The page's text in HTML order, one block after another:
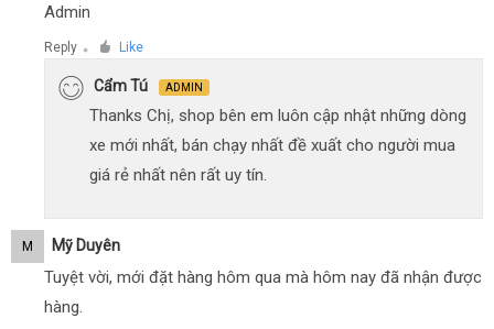
Admin
Reply ● Like
Cẩm Tú ADMIN
Thanks Chị, shop bên em luôn cập nhật những dòng
xe mới nhất, bán chạy nhất đề xuất cho người mua
giá rẻ nhất nên rất uy tín.
M Mỹ Duyên
Tuyệt vời, mới đặt hàng hôm qua mà hôm nay đã nhận được
hàng.